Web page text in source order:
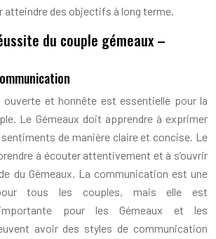
atteindre des objectifs à long terme.
du couple gémeaux –
et honnête est essentielle pour la
Le Gémeaux doit apprendre à exprimer
de manière claire et concise. Le
à écouter attentivement et à s’ouvrir
du Gémeaux. La communication est une
tous les couples, mais elle est
importante pour les Gémeaux et les
avoir des styles de communication